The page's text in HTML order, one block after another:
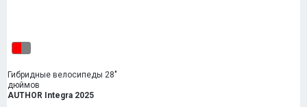
Гибридные велосипеды 28"
дюймов
AUTHOR Integra 2025